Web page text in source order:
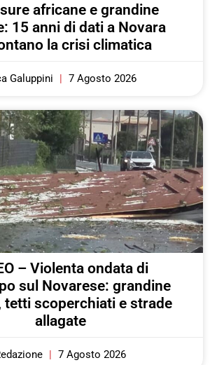
africane e grandine
15 anni di dati a Novara
la crisi climatica
Galuppini 7 Agosto 2026
– Violenta ondata di
sul Novarese: grandine
tetti scoperchiati e strade
allagate
7 Agosto 2026